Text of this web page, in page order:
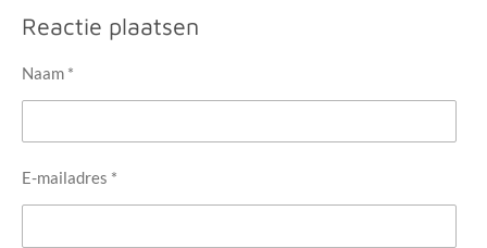
Reactie plaatsen
Naam *
E-mailadres *